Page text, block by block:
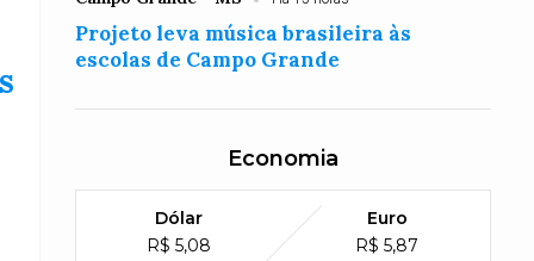
Projeto leva música brasileira às
escolas de Campo Grande
Economia
Dólar
R$ 5,08
Euro
R$ 5,87